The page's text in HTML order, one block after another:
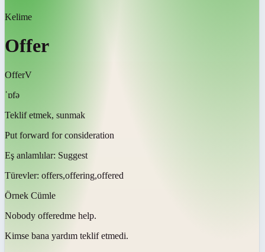
Kelime
Offer
OfferV
ˈɒfə
Teklif etmek, sunmak
Put forward for consideration
Eş anlamlılar: Suggest
Türevler: offers,offering,offered
Örnek Cümle
Nobody offeredme help.
Kimse bana yardım teklif etmedi.